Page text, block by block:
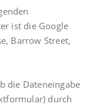
ist die Google
Barrow Street,
die Dateneingabe
durch